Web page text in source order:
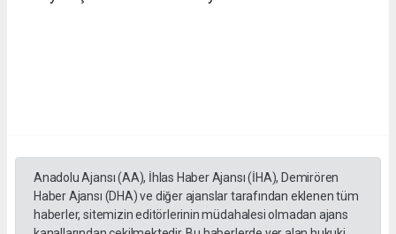
Anadolu Ajansı (AA), İhlas Haber Ajansı (İHA), Demirören
Haber Ajansı (DHA) ve diğer ajanslar tarafından eklenen tüm
haberler, sitemizin editörlerinin müdahalesi olmadan ajans